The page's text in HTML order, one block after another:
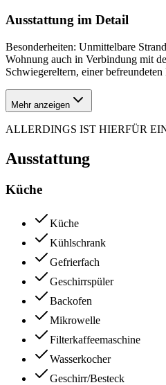
Ausstattung im Detail
Besonderheiten: Unmittelbare
Wohnung auch in Verbindung mit
Schwiegereltern, einer
Mehr anzeigen
ALLERDINGS IST HIERFÜR
Ausstattung
Küche
Küche
Kühlschrank
Gefrierfach
Geschirrspüler
Backofen
Mikrowelle
Filterkaffeemaschine
Wasserkocher
Geschirr/Besteck